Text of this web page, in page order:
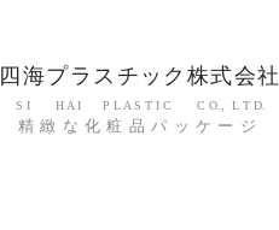
四海プラスチック株式会社
S I H A I P L A S T I C C O., L T D.
精緻な化粧品パッケージ